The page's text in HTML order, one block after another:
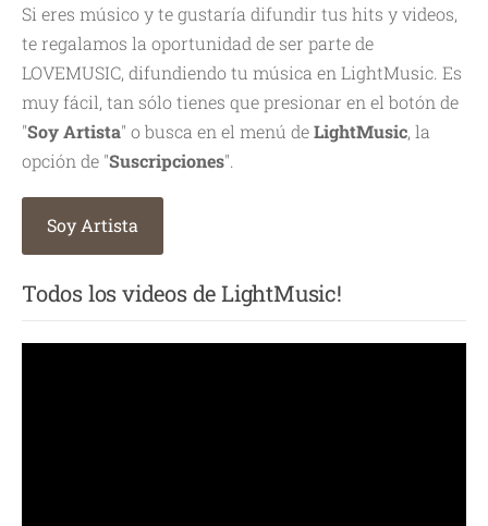
Si eres músico y te gustaría difundir tus hits y videos,
te regalamos la oportunidad de ser parte de
LOVEMUSIC, difundiendo tu música en LightMusic. Es
muy fácil, tan sólo tienes que presionar en el botón de
"Soy Artista" o busca en el menú deLightMusic, la
opción de "Suscripciones".
Soy Artista
Todos los videos de LightMusic!